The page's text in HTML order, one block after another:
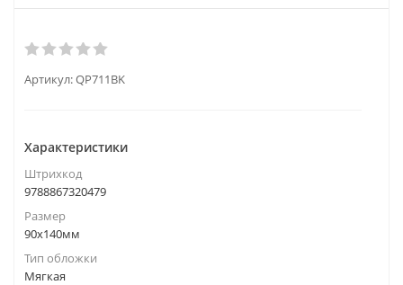
Артикул:QP711BK
Характеристики
Штрихкод
9788867320479
Размер
90x140мм
Тип обложки
Мягкая